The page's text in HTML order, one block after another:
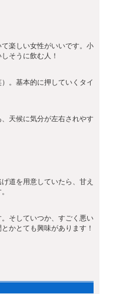
楽しい女性がいいです。小
そうに飲む人！
。基本的に押していくタイ
天候に気分が左右されやす
道を用意していたら、甘え
そしていつか、すごく悪い
かとても興味があります！